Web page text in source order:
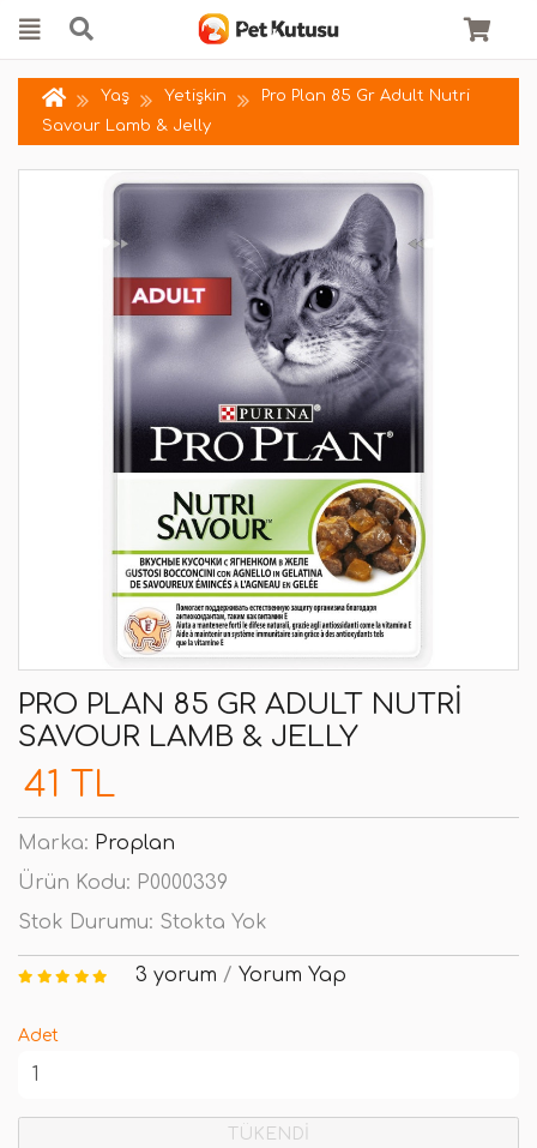
Yaş Yetişkin
Pro Plan 85 Gr Adult Nutri
Savour Lamb & Jelly
PRO PLAN 85 GR ADULT NUTRI
SAVOUR LAMB & JELLY
41 TL
Marka: Proplan
Ürün Kodu: P0000339
Stok Durumu: Stokta Yok
3 yorum / Yorum Yap
Adet
TÜKENDİ